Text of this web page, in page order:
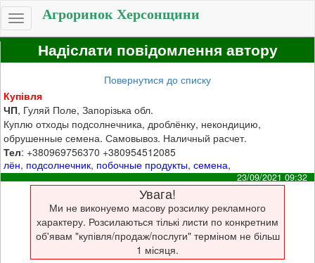
Toggle
navigation
Агроринок Херсонщини
Надіслати повідомлення автору
Повернутися до списку
Купівля
ЧП, Гуляй Поле, Запорізька обл.
Куплю отходы подсолнечника, дроблёнку, некондицию,
обрушенные семена. Самовывоз. Наличный расчет.
Тел: +380969756370 +380954512085
лён, подсолнечник, побочные продукты,семена,
23/09/2021 09:32
Увага!
Ми не виконуемо масову розсилку рекламного
характеру. Розсилаються тількі листи по конкретним
об'явам "купівля/продаж/послуги" терміном не більш
1 місяця.